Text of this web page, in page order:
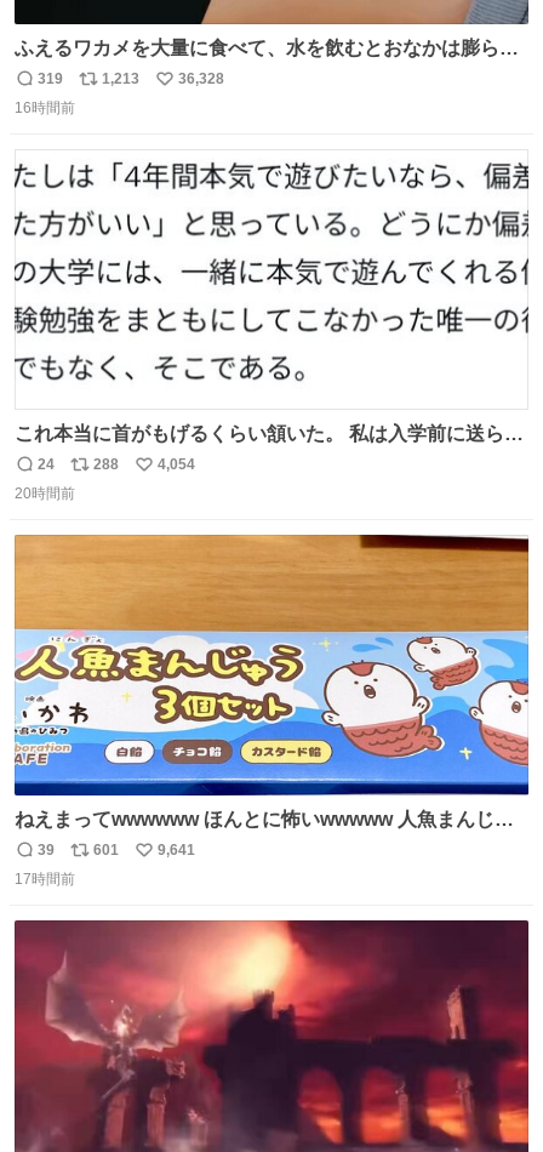
ふえるワカメを大量に食べて、水を飲むとおなかは膨ら
む・・・・！？ ⚠️よい子は絶対マネしないでね⚠️ #夏休み
の自由研究
返
信
319
リ
ト
数
1,213
い
数
36,328
16時間前
これ本当に首がもげるくらい頷いた。 私は入学前に送られ
てきた、大学のサークル紹介冊子を見た時点で終わりを感
じたので、女子大でもないくせに偏差値の高い大学のイン
た。 高偏差値に行けないならせめてそれくらいした方が予
後がいいです。 https://t.co/9nMHIrETkw
返
信
24
リ
ポ
288
い
4,054
20時間前
ねえまってwwwwww ほんとに怖いwwwww 人魚まんじゅ
う買ってきたから私も永遠のいのちを…ぐへへ…と思いな
がら1つ食べたら 奥歯欠けたんだけど！！！！？？？ しか
たから何？と思って口から出したら自分の歯wwwwww セ
イレーンの呪いじゃん😭
返
信
39
リ
ポ
601
い
9,641
17時間前